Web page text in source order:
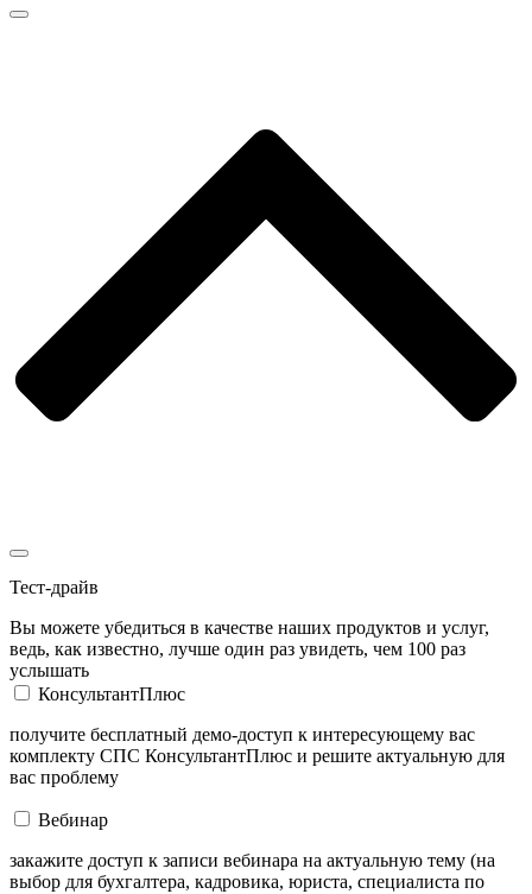
Тест-драйв
Вы можете убедиться в качестве наших продуктов и услуг,
ведь, как известно, лучше один раз увидеть, чем 100 раз
услышать
КонсультантПлюс
получите бесплатный демо-доступ к интересующему вас
комплекту СПС КонсультантПлюс и решите актуальную для
вас проблему
Вебинар
закажите доступ к записи вебинара на актуальную тему (на
выбор для бухгалтера, кадровика, юриста, специалиста по